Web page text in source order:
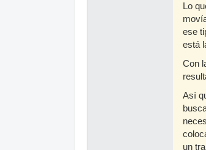
Lo
ese
está
Con
Así
un